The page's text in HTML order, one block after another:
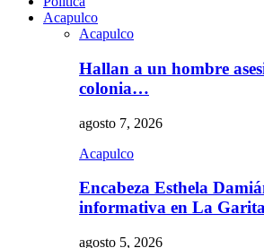
Acapulco
Acapulco
Hallan a un hombre
colonia…
agosto 7, 2026
Acapulco
Encabeza Esthela
informativa en La
agosto 5, 2026